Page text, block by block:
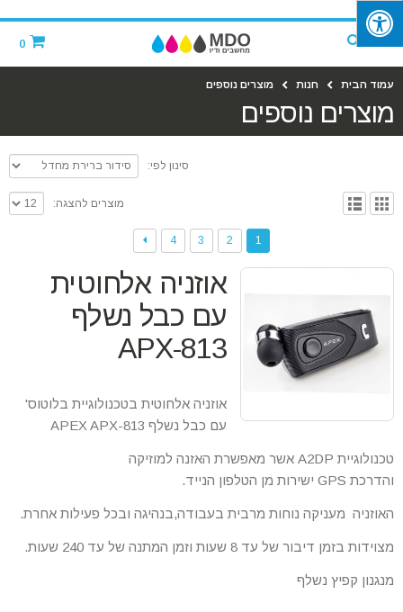
0
עמוד הבית חנות מוצרים נוספים
מוצרים נוספים
סינון לפי:
מוצרים להצגה:
1
2
3
4
אוזניה אלחוטית
עם כבל נשלף
APX-813
אוזניה אלחוטית בטכנולוגיית בלוטוס'
עם כבל נשלף APEX APX-813
טכנולוגיית A2DP אשר מאפשרת האזנה למוזיקה
והדרכת GPS ישירות מן הטלפון הנייד.
האוזניה מעניקה נוחות מרבית בעבודה,בנהיגה ובכל פעילות אחרת.
מצוידות בזמן דיבור של עד 8 שעות וזמן המתנה של עד 240 שעות.
מנגנון קפיץ נשלף